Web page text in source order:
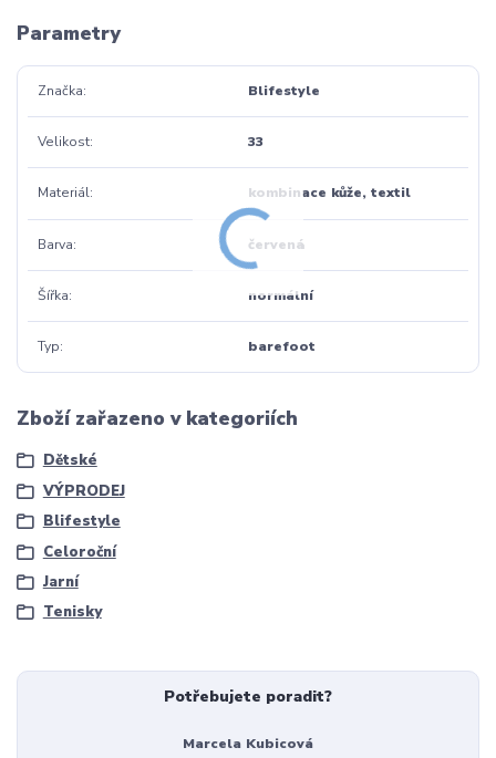
Parametry
Značka Blifestyle
Velikost 33
Materiál kombinace kůže, textil
Barva červená
Šířka normální
Typ barefoot
Zboží zařazeno v kategoriích
Dětské
VÝPRODEJ
Blifestyle
Celoroční
Jarní
Tenisky
Potřebujete poradit?
Marcela Kubicová